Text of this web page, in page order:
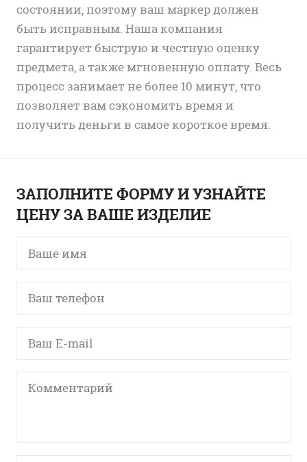
состоянии, поэтому ваш маркер должен
быть исправным. Наша компания
гарантирует быструю и честную оценку
предмета, а также мгновенную оплату. Весь
процесс занимает не более 10 минут, что
позволяет вам сэкономить время и
получить деньги в самое короткое время.
ЗАПОЛНИТЕ ФОРМУ И УЗНАЙТЕ
ЦЕНУ ЗА ВАШЕ ИЗДЕЛИЕ